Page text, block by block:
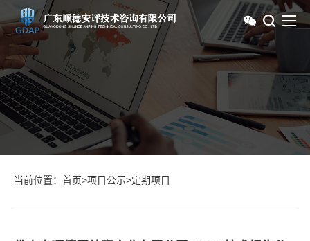
当前位置： 首页>项目公示>定期项目